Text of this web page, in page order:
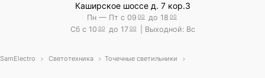
Каширское шоссе д. 7 кор.3
Пн — Пт с 09 00 до 18 00
Сб с 10 00 до 17 00 | Выходной: Вс
SamElectro Светотехника Точечные светильники